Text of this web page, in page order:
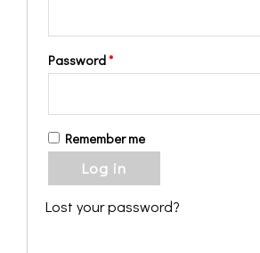
Password*
Remember me
Log in
Lost your password?